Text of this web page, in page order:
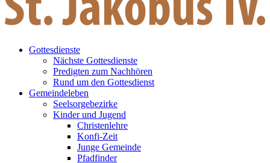
Gottesdienste
Nächste Gottesdienste
Predigten zum Nachhören
Rund um den Gottesdienst
Gemeindeleben
Seelsorgebezirke
Kinder und Jugend
Christenlehre
Konfi-Zeit
Junge Gemeinde
Pfadfinder